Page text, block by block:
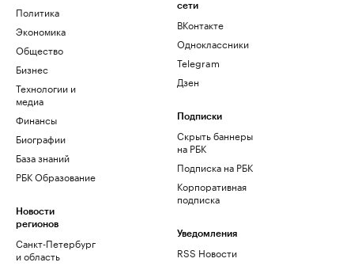
Политика
Экономика
Общество
Бизнес
Технологии и
медиа
Финансы
Биографии
База знаний
РБК Образование
Новости
регионов
Санкт-Петербург
и область
сети
ВКонтакте
Одноклассники
Telegram
Дзен
Подписки
Скрыть баннеры
на РБК
Подписка на РБК
Корпоративная
подписка
Уведомления
RSS Новости